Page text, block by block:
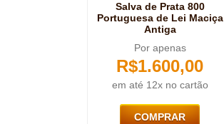
Salva de Prata 800
Portuguesa de Lei Maciça
Antiga
Por apenas
R$1.600,00
em até 12x no cartão
COMPRAR